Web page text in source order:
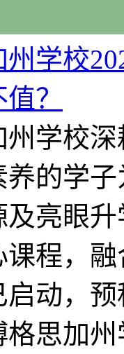
学校
？
州学校
的学
亮眼
程，
动，
格思加